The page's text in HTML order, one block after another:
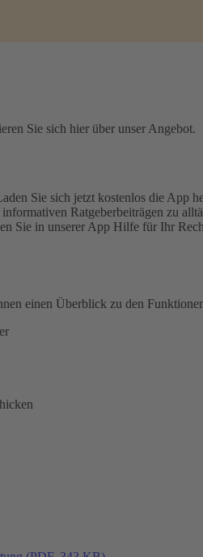
Sie sich hier über unser Angebot.
Sie sich jetzt kostenlos die App
Ratgeberbeiträgen zu
Sie in unserer App Hilfe für Ihr
einen Überblick zu den